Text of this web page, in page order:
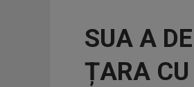
SUA A
ȚARA